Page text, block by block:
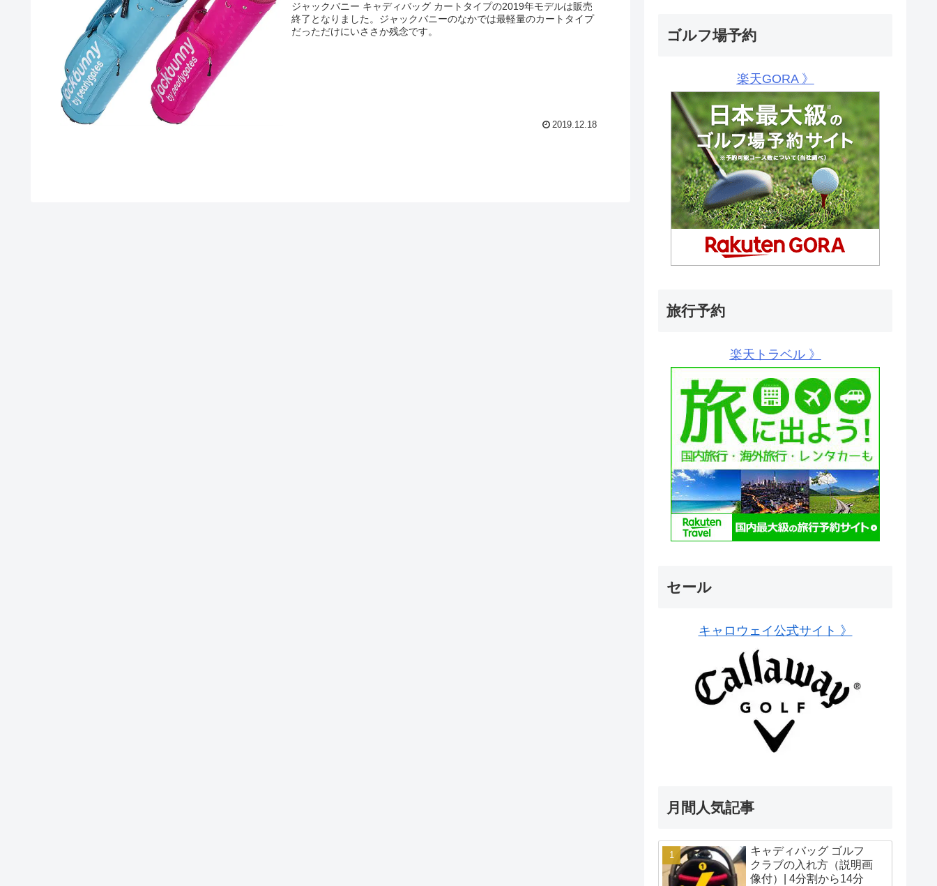
ジャックバニー キャディバッグ カートタイプの2019年モデルは販売
終了となりました。ジャックバニーのなかでは最軽量のカートタイプ
だっただけにいささか残念です。
2019.12.18
ゴルフ場予約
楽天GORA 》
旅行予約
楽天トラベル 》
セール
キャロウェイ公式サイト 》
月間人気記事
キャディバッグ ゴルフ
クラブの入れ方（説明画
像付）| 4分割から14分